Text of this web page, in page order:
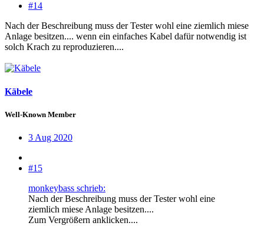
#14
Nach der Beschreibung muss der Tester wohl eine ziemlich miese
Anlage besitzen.... wenn ein einfaches Kabel dafür notwendig ist
solch Krach zu reproduzieren....
Käbele
Well-Known Member
3 Aug 2020
#15
monkeybass schrieb:
Nach der Beschreibung muss der Tester wohl eine
ziemlich miese Anlage besitzen....
Zum Vergrößern anklicken....